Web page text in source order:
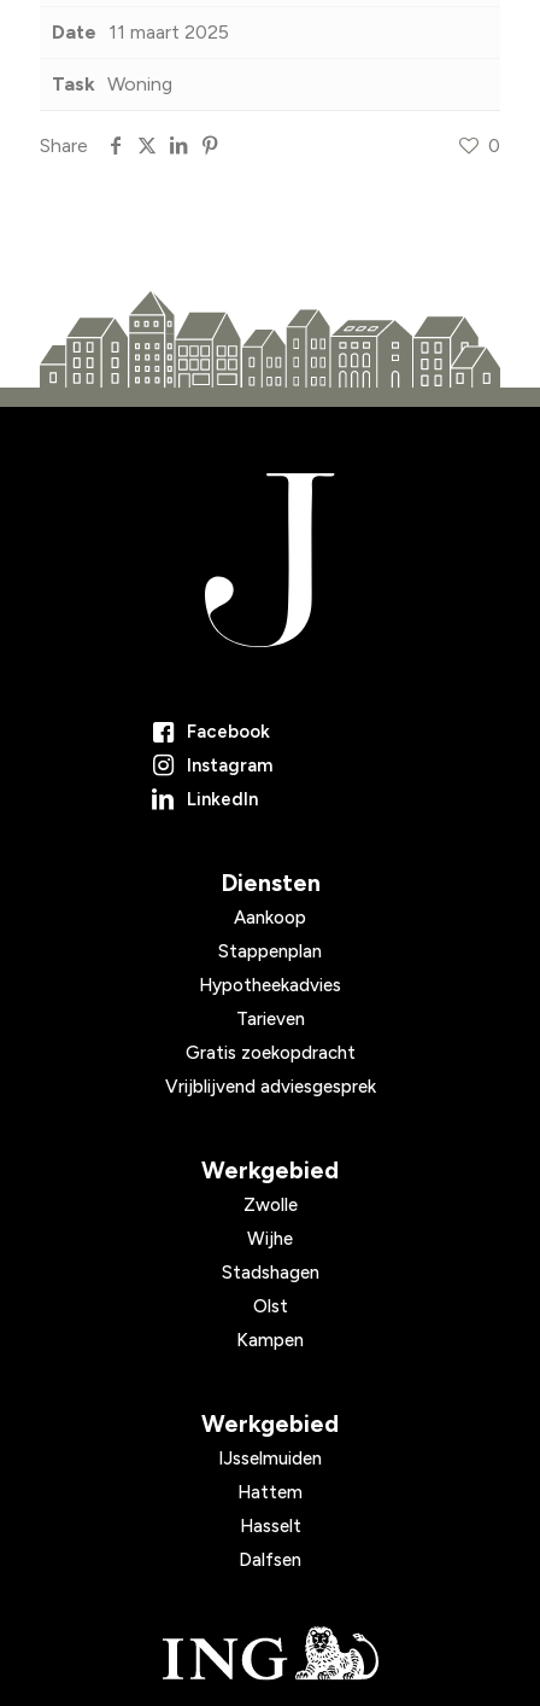
Date 11 maart 2025
Task Woning
Share 0
Facebook
Instagram
LinkedIn
Diensten
Aankoop
Stappenplan
Hypotheekadvies
Tarieven
Gratis zoekopdracht
Vrijblijvend adviesgesprek
Werkgebied
Zwolle
Wijhe
Stadshagen
Olst
Kampen
Werkgebied
IJsselmuiden
Hattem
Hasselt
Dalfsen